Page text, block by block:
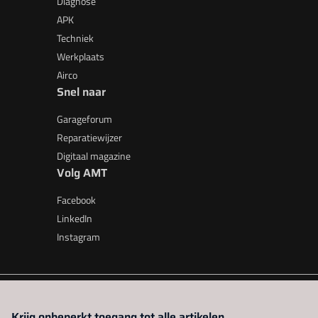
APK
Techniek
Werkplaats
Airco
Snel naar
Garageforum
Reparatiewijzer
Digitaal magazine
Volg AMT
Facebook
LinkedIn
Instagram